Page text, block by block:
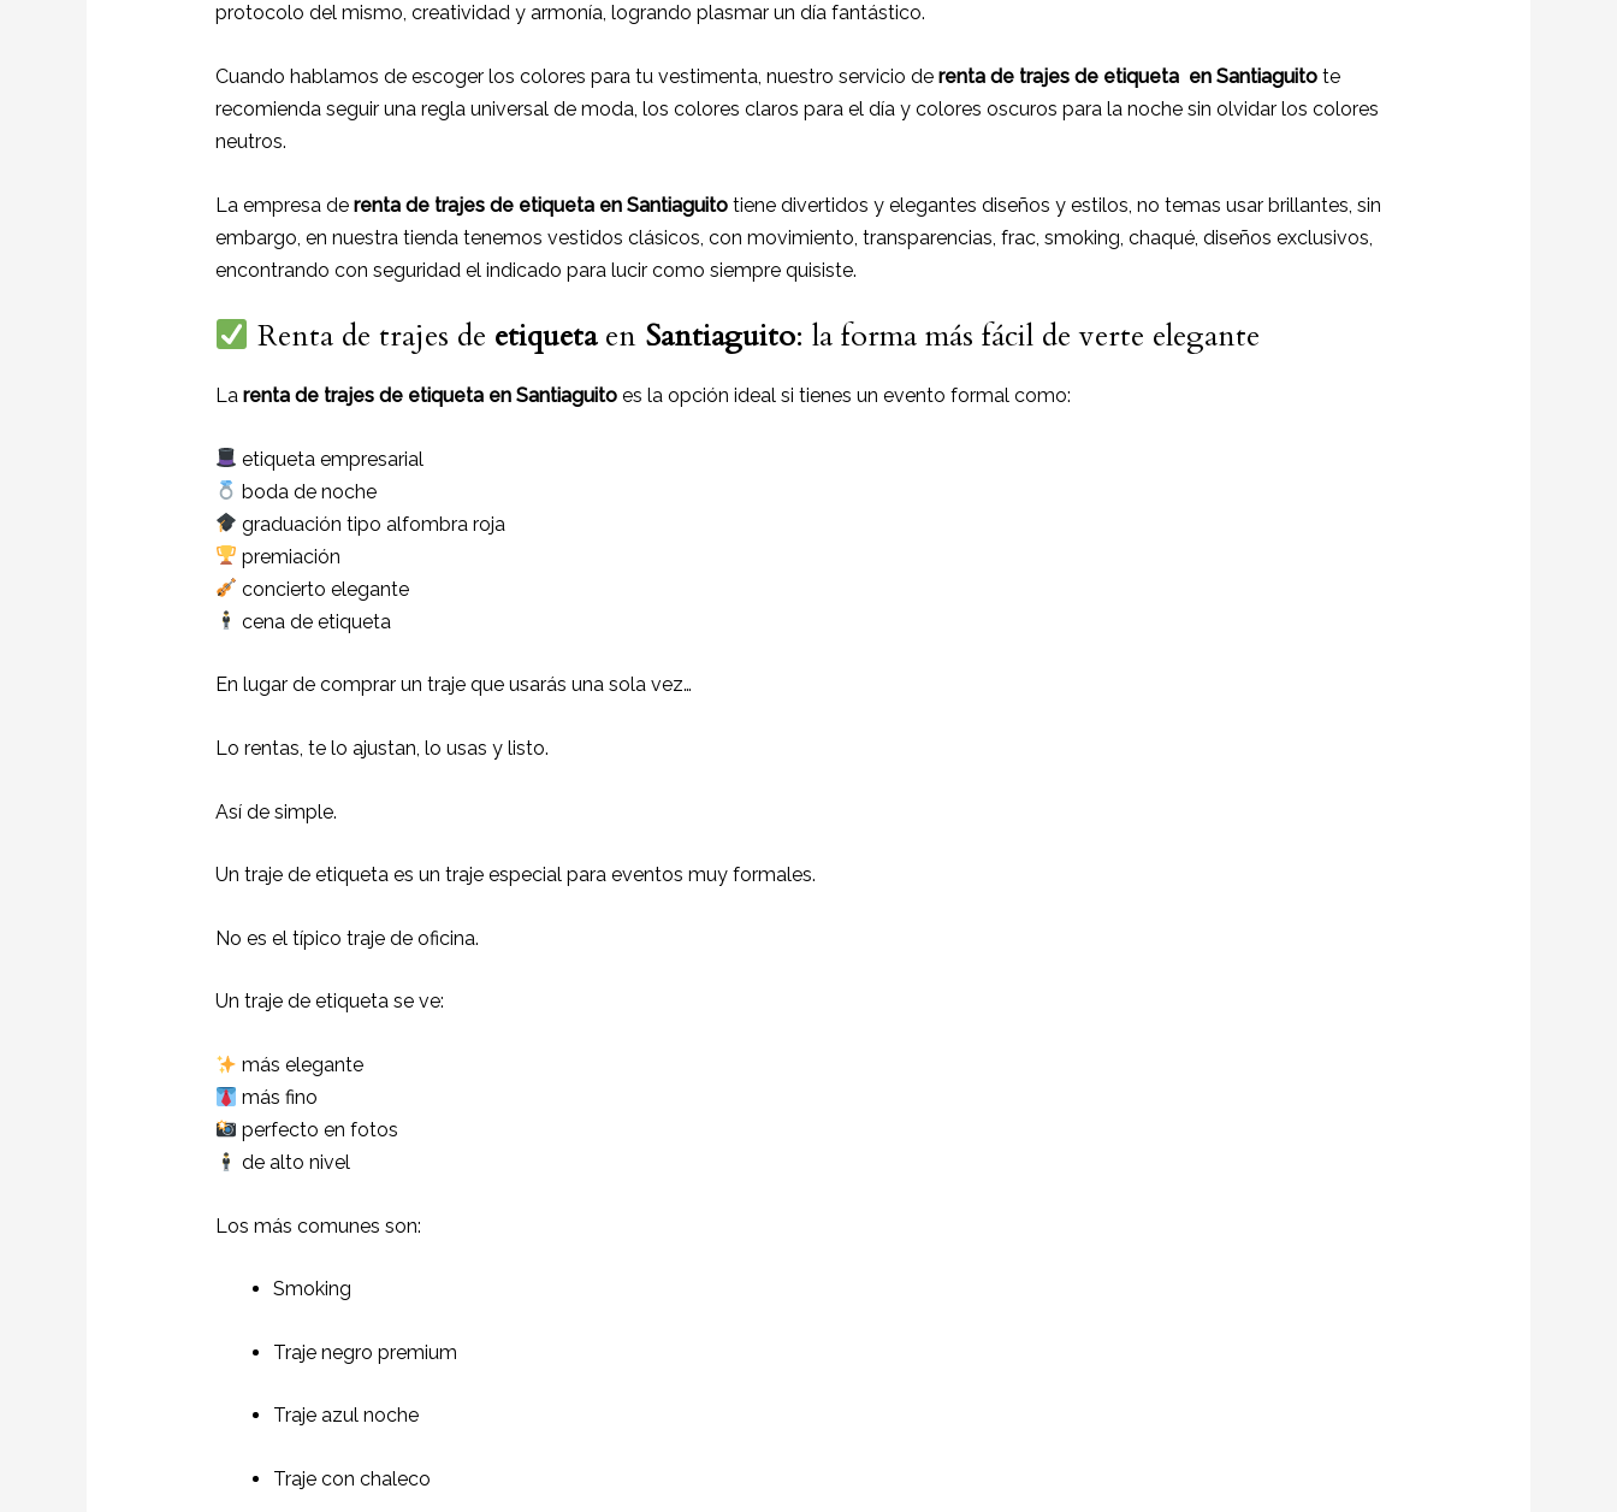
protocolo del mismo, creatividad y armonía, logrando plasmar un día fantástico.
Cuando hablamos de escoger los colores para tu vestimenta, nuestro servicio de renta de trajes de etiqueta en Santiaguitote
recomienda seguir una regla universal de moda, los colores claros para el día y colores oscuros para la noche sin olvidar los colores
neutros.
La empresa de renta de trajes de etiqueta en Santiaguitotiene divertidos y elegantes diseños y estilos, no temas usar brillantes, sin
embargo, en nuestra tienda tenemos vestidos clásicos, con movimiento, transparencias, frac, smoking, chaqué, diseños exclusivos,
encontrando con seguridad el indicado para lucir como siempre quisiste.
Renta de trajes de etiqueta en Santiaguito: la forma más fácil de verte elegante
La renta de trajes de etiqueta en Santiaguitoes la opción ideal si tienes un evento formal como:
etiqueta empresarial
boda de noche
graduación tipo alfombra roja
premiación
concierto elegante
cena de etiqueta
En lugar de comprar un traje que usarás una sola vez…
Lo rentas, te lo ajustan, lo usas y listo.
Así de simple.
Un traje de etiqueta es un traje especial para eventos muy formales.
No es el típico traje de oficina.
Un traje de etiqueta se ve:
más elegante
más fino
perfecto en fotos
de alto nivel
Los más comunes son:
Smoking
Traje negro premium
Traje azul noche
Traje con chaleco